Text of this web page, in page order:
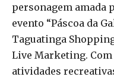
personagem amada
evento “Páscoa da
Taguatinga
Live Marketing.
atividades